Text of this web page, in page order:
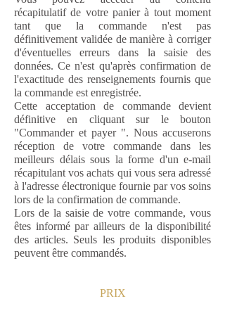
récapitulatif de votre panier à tout moment
tant que la commande n'est pas
définitivement validée de manière à corriger
d'éventuelles erreurs dans la saisie des
données. Ce n'est qu'après confirmation de
l'exactitude des renseignements fournis que
la commande est enregistrée.
Cette acceptation de commande devient
définitive en cliquant sur le bouton
"Commander et payer ". Nous accuserons
réception de votre commande dans les
meilleurs délais sous la forme d'un e-mail
récapitulant vos achats qui vous sera adressé
à l'adresse électronique fournie par vos soins
lors de la confirmation de commande.
Lors de la saisie de votre commande, vous
êtes informé par ailleurs de la disponibilité
des articles. Seuls les produits disponibles
peuvent être commandés.
PRIX